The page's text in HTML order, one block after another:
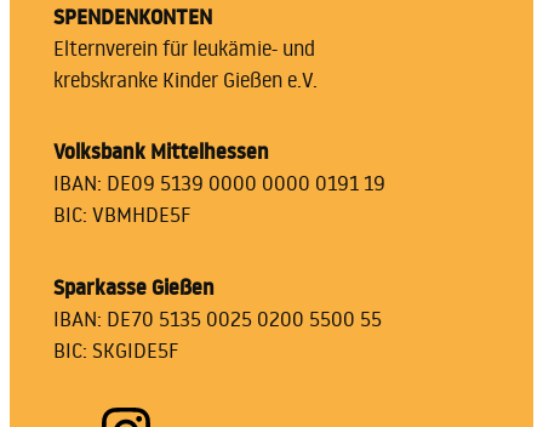
SPENDENKONTEN
Elternverein für leukämie- und
krebskranke Kinder Gießen e.V.
Volksbank Mittelhessen
IBAN: DE09 5139 0000 0000 0191 19
BIC: VBMHDE5F
Sparkasse Gießen
IBAN: DE70 5135 0025 0200 5500 55
BIC: SKGIDE5F